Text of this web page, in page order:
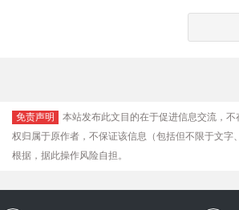
免责声明
本站发布此文目的在于促进信息交流，
权归属于原作者，不保证该信息（包括但不限于文
根据，据此操作风险自担。